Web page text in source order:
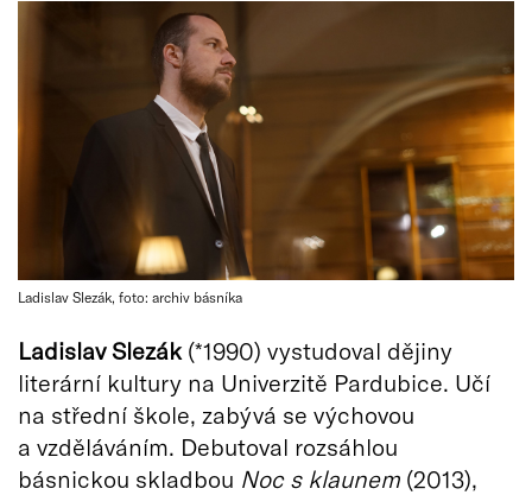
Ladislav Slezák, foto: archiv básníka
Ladislav Slezák (*1990) vystudoval dějiny
literární kultury na Univerzitě Pardubice. Učí
na střední škole, zabývá se výchovou
a vzděláváním. Debutoval rozsáhlou
básnickou skladbou Noc s klaunem (2013),